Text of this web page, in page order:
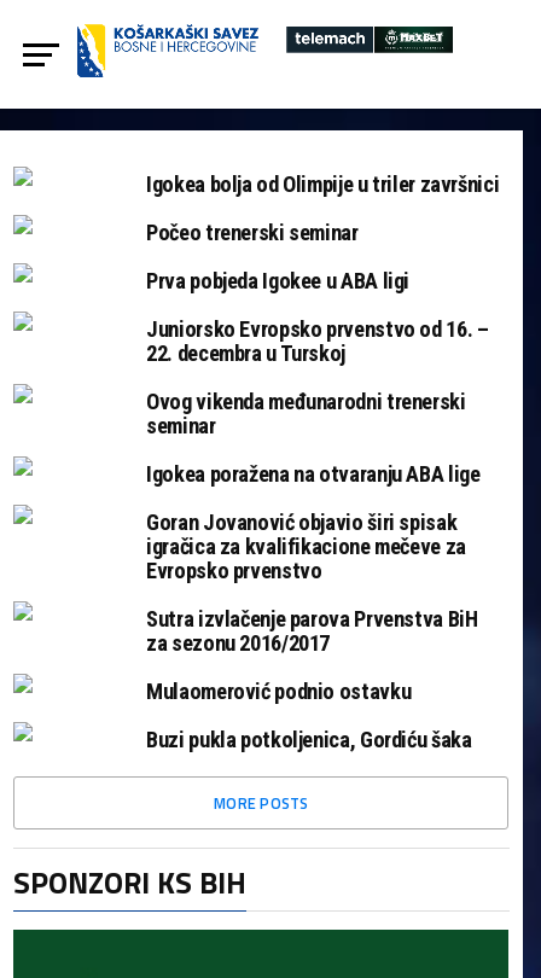
Igokea bolja od Olimpije u triler završnici
Počeo trenerski seminar
Prva pobjeda Igokee u ABA ligi
Juniorsko Evropsko prvenstvo od 16. –
22. decembra u Turskoj
Ovog vikenda međunarodni trenerski
seminar
Igokea poražena na otvaranju ABA lige
Goran Jovanović objavio širi spisak
igračica za kvalifikacione mečeve za
Evropsko prvenstvo
Sutra izvlačenje parova Prvenstva BiH
za sezonu 2016/2017
Mulaomerović podnio ostavku
Buzi pukla potkoljenica, Gordiću šaka
MORE POSTS
SPONZORI KS BIH